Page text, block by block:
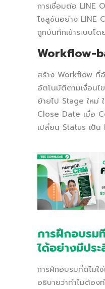
การเชื่อมต่อ LINE
โซลูชันอย่าง LINE
ถูกบันทึกเข้าระบบโ
Workflow-
สร้าง Workflow ที่
อัตโนมัติตามเงื่อนไ
ย้ายไป Stage ใหม่
Close Date เมื่อ
เปลี่ยน Status เป็น
การฝึกอบรม
ได้อย่างมีปร
การฝึกอบรมที่ดีไม่
อธิบายว่าทำไมต้อง